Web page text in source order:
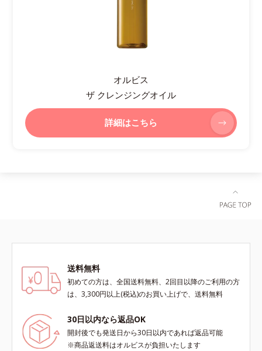
オルビス
ザ クレンジングオイル
詳細はこちら
送料無料
初めての方は、全国送料無料、2回目以降のご利用の方
は、3,300円以上(税込)のお買い上げで、送料無料
30日以内なら返品OK
開封後でも発送日から30日以内であれば返品可能
※商品返送料はオルビスが負担いたします